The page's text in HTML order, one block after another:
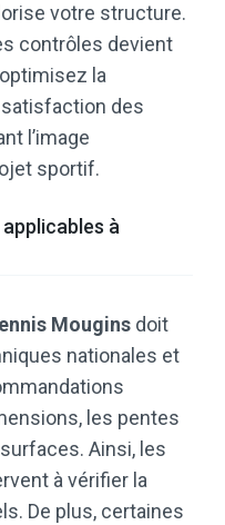
votre structure.
contrôles devient
la
satisfaction des
l’image
sportif.
à
Mougins doit
nationales et
les pentes
Ainsi, les
à vérifier la
De plus, certaines